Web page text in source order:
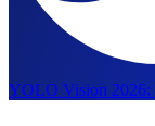
YOLO Vision 2026: